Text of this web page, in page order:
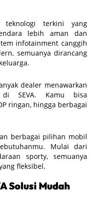
terkini yang
lebih aman dan
infotainment canggih
semuanya dirancang
dealer menawarkan
SEVA. Kamu bisa
ringan, hingga berbagai
berbagai pilihan mobil
Mulai dari
sporty, semuanya
fleksibel.
Solusi Mudah